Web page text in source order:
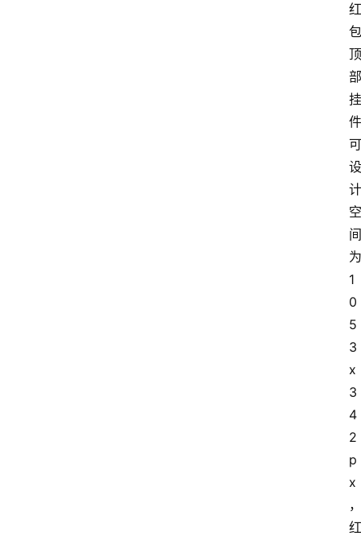
红
包
顶
部
挂
件
可
设
计
空
间
为
1
0
5
3
x
3
4
2
p
x
，
红